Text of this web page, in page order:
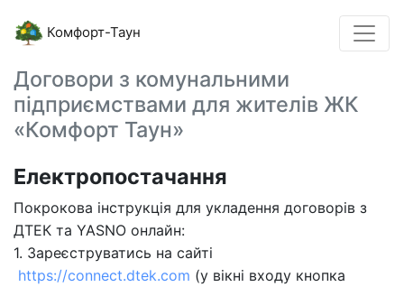
Комфорт-Таун
Договори з комунальними
підприємствами для жителів ЖК
«Комфорт Таун»
Електропостачання
Покрокова інструкція для укладення договорів з
ДТЕК та YASNO онлайн:
1. Зареєструватись на сайті
https://connect.dtek.com (у вікні входу кнопка